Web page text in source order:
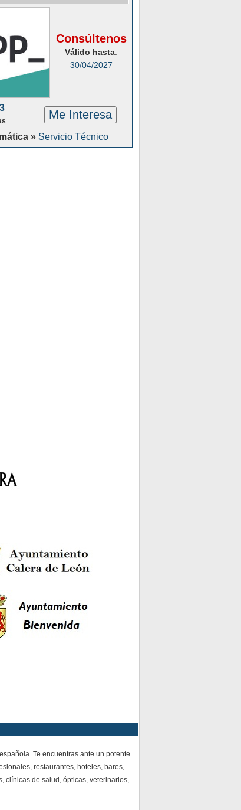
Consúltenos
Válido hasta:
30/04/2027
Me Interesa
» Servicio Técnico
Te encuentras ante un potente
restaurantes, hoteles, bares,
clínicas de salud, ópticas, veterinarios,